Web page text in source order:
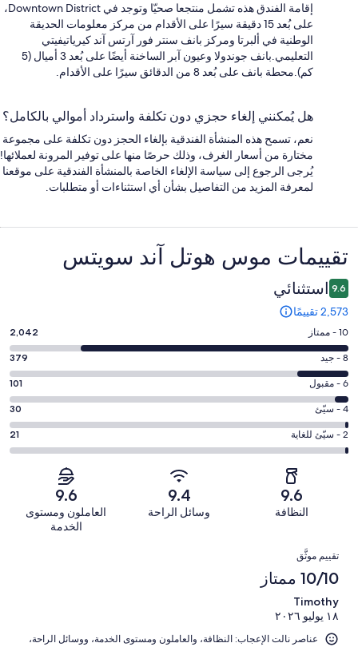
إقامة الفندق هذه تشمل منتجعا صحيّا وتوجد في Downtown District،
على بُعد 15 دقيقة سيرًا على الأقدام من مركز معلومات الحديقة
الوطنية في ألبرتا ومركز بانف سنتر فور آرتس آند كيرياتيفيتي
التعليمي.بانف جوندولا وعيون آبر الساخنة أيضًا على بُعد 3 أميال (5
كم).محطة بانف على بُعد 8 من الدقائق سيرًا على الأقدام.
هل يُمكنني إلغاء حجزي دون تكلفة واسترداد أموالي بالكامل؟
نعم، تسمح هذه المنشأة الفندقية بإلغاء الحجز دون تكلفة على مجموعة
مختارة من أسعار الغرف، وذلك حرصًا منها على توفير المرونة لعملائها!
يُرجى الرجوع إلى سياسة الإلغاء الخاصة بالمنشأة الفندقية على موقعنا
لمعرفة المزيد من التفاصيل بشأن أي استثناءات أو متطلبات.
التقييمات
تقييمات ⁦موس هوتل آند سويتس⁩
9.6 استثنائي
2,573 تقييمًا
درجة
التصنيف
10
-
ممتاز.
2042
من
أصل
10 - ممتاز 2,042
درجة
التصنيف
8
-
جيد.
379
8 - جيد 379
درجة
التصنيف
6
-
مقبول.
تقييمات
النزلاء
6 - مقبول 101
درجة
التصنيف
4
من
تقييمات
النزلاء
4 - سيّئ 30
درجة
التصنيف
من
أصل
2573
من
تقييمات
النزلاء
2 - سيّئ للغاية 21
9.6
النظافة
9.4
وسائل الراحة
9.6
العاملون ومستوى
الخدمة
التقييمات
تقييم موثَّق
10/10 ممتاز
Timothy
١٨ يوليو ٢٠٢٦
عناصر نالت الإعجاب: ⁦النظافة⁩، و⁦العاملون ومستوى الخدمة⁩، و⁦وسائل الراحة⁩،